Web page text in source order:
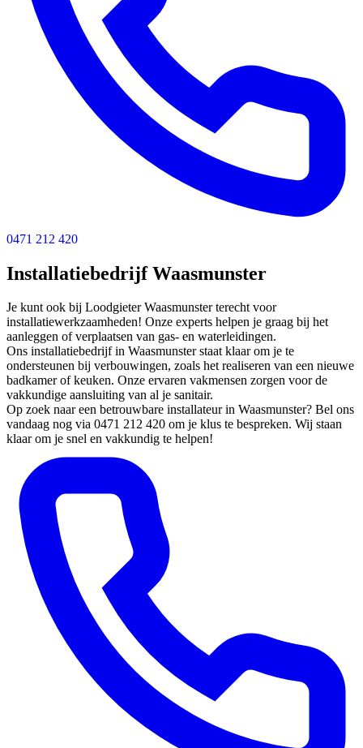
0471 212 420
Installatiebedrijf Waasmunster
Je kunt ook bij Loodgieter Waasmunster terecht voor
installatiewerkzaamheden! Onze experts helpen je graag bij het
aanleggen of verplaatsen van gas- en waterleidingen.
Ons installatiebedrijf in Waasmunster staat klaar om je te
ondersteunen bij verbouwingen, zoals het realiseren van een nieuwe
badkamer of keuken. Onze ervaren vakmensen zorgen voor de
vakkundige aansluiting van al je sanitair.
Op zoek naar een betrouwbare installateur in Waasmunster? Bel ons
vandaag nog via 0471 212 420 om je klus te bespreken. Wij staan
klaar om je snel en vakkundig te helpen!